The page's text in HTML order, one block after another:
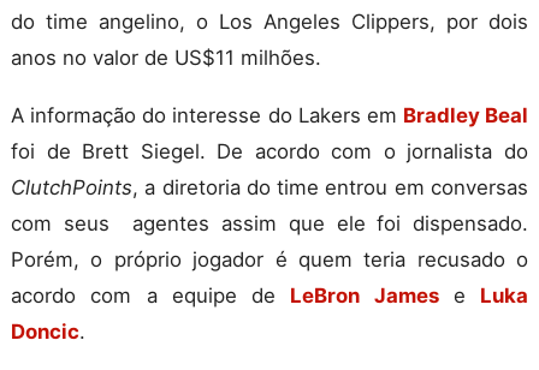
do time angelino, o Los Angeles Clippers, por dois
anos no valor de US$11 milhões.
A informação do interesse do Lakers em Bradley Beal
foi de Brett Siegel. De acordo com o jornalista do
ClutchPoints, a diretoria do time entrou em conversas
com seus agentes assim que ele foi dispensado.
Porém, o próprio jogador é quem teria recusado o
acordo com a equipe de LeBron Jamese Luka
Doncic.